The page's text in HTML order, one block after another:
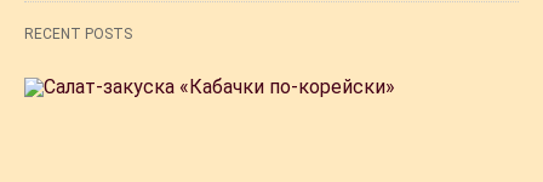
RECENT POSTS